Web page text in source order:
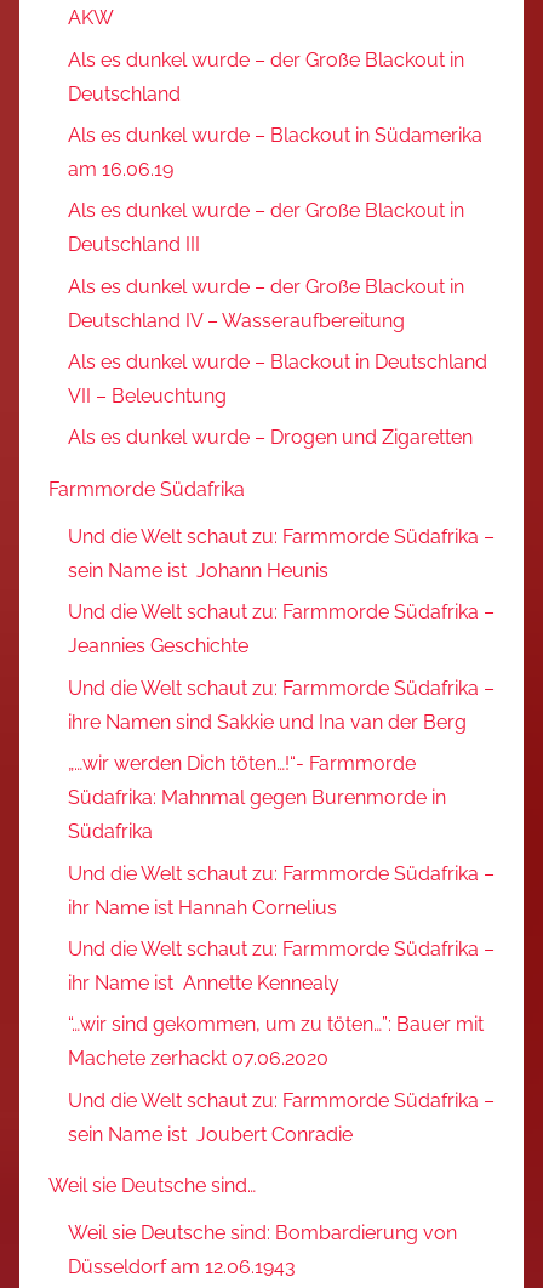
AKW
Als es dunkel wurde – der Große Blackout in
Deutschland
Als es dunkel wurde – Blackout in Südamerika
am 16.06.19
Als es dunkel wurde – der Große Blackout in
Deutschland III
Als es dunkel wurde – der Große Blackout in
Deutschland IV – Wasseraufbereitung
Als es dunkel wurde – Blackout in Deutschland
VII – Beleuchtung
Als es dunkel wurde – Drogen und Zigaretten
Farmmorde Südafrika
Und die Welt schaut zu: Farmmorde Südafrika –
sein Name ist Johann Heunis
Und die Welt schaut zu: Farmmorde Südafrika –
Jeannies Geschichte
Und die Welt schaut zu: Farmmorde Südafrika –
ihre Namen sind Sakkie und Ina van der Berg
„…wir werden Dich töten…!“- Farmmorde
Südafrika: Mahnmal gegen Burenmorde in
Südafrika
Und die Welt schaut zu: Farmmorde Südafrika –
ihr Name ist Hannah Cornelius
Und die Welt schaut zu: Farmmorde Südafrika –
ihr Name ist Annette Kennealy
“…wir sind gekommen, um zu töten…”: Bauer mit
Machete zerhackt 07.06.2020
Und die Welt schaut zu: Farmmorde Südafrika –
sein Name ist Joubert Conradie
Weil sie Deutsche sind…
Weil sie Deutsche sind: Bombardierung von
Düsseldorf am 12.06.1943